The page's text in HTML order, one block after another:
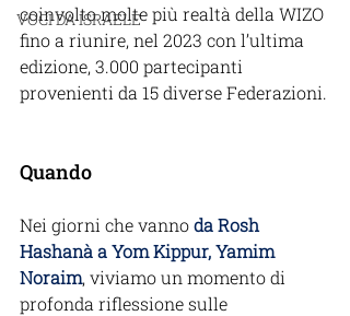
VOCI DA ISRAELE
coinvolto molte più realtà della WIZO
fino a riunire, nel 2023 con l’ultima
edizione, 3.000 partecipanti
provenienti da 15 diverse Federazioni.
Quando
Nei giorni che vanno da Rosh
Hashanà a Yom Kippur, Yamim
Noraim, viviamo un momento di
profonda riflessione sulle